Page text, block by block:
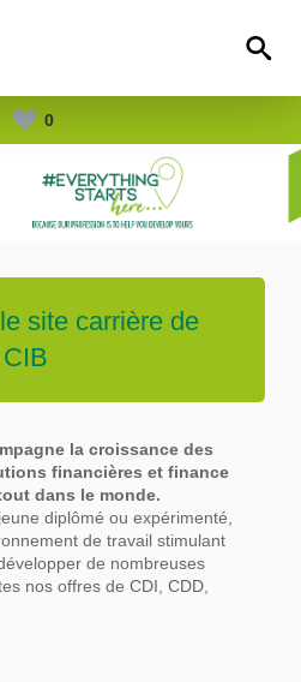
0
site carrière de
la croissance des
financières et finance
dans le monde.
diplômé ou expérimenté,
de travail stimulant
de nombreuses
nos offres de CDI, CDD,